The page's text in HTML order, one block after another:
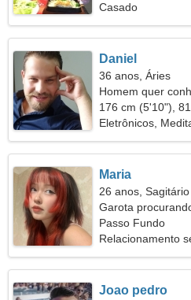
Casado
Daniel
36 anos, Áries
Homem quer
176 cm (5'10"),
Eletrônicos,
Maria
26 anos, Sagitário
Garota
Passo Fundo
Relacionamento
Joao pedro